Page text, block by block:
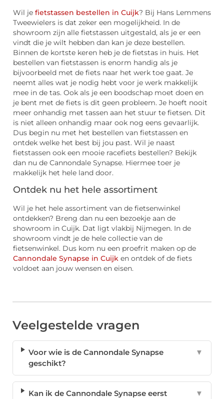
Wil je fietstassen bestellen in Cuijk? Bij Hans Lemmens
Tweewielers is dat zeker een mogelijkheid. In de
showroom zijn alle fietstassen uitgestald, als je er een
vindt die je wilt hebben dan kan je deze bestellen.
Binnen de kortste keren heb je de fietstas in huis. Het
bestellen van fietstassen is enorm handig als je
bijvoorbeeld met de fiets naar het werk toe gaat. Je
neemt alles wat je nodig hebt voor je werk makkelijk
mee in de tas. Ook als je een boodschap moet doen en
je bent met de fiets is dit geen probleem. Je hoeft nooit
meer onhandig met tassen aan het stuur te fietsen. Dit
is niet alleen onhandig maar ook nog eens gevaarlijk.
Dus begin nu met het bestellen van fietstassen en
ontdek welke het best bij jou past. Wil je naast
fietstassen ook een mooie racefiets bestellen? Bekijk
dan nu de Cannondale Synapse. Hiermee toer je
makkelijk het hele land door.
Ontdek nu het hele assortiment
Wil je het hele assortiment van de fietsenwinkel
ontdekken? Breng dan nu een bezoekje aan de
showroom in Cuijk. Dat ligt vlakbij Nijmegen. In de
showroom vindt je de hele collectie van de
fietsenwinkel. Dus kom nu een proefrit maken op de
Cannondale Synapse in Cuijk en ontdek of de fiets
voldoet aan jouw wensen en eisen.
Veelgestelde vragen
Voor wie is de Cannondale Synapse
geschikt?
▼
Kan ik de Cannondale Synapse eerst
▼